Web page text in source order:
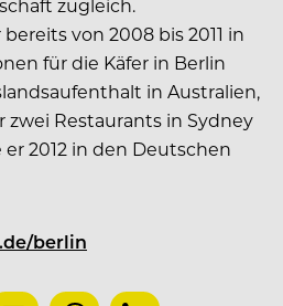
von 2008 bis 2011 in
für die Käfer in Berlin
in Australien,
zwei Restaurants in Sydney
2012 in den Deutschen
berlin